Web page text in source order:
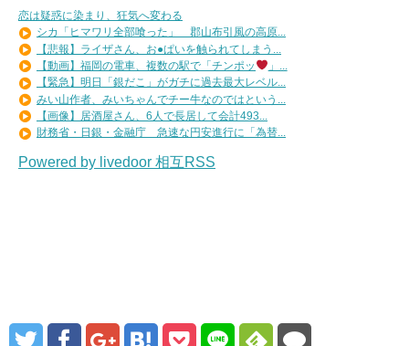
恋は疑惑に染まり、狂気へ変わる
シカ「ヒマワリ全部喰った」 郡山布引風の高原...
【悲報】ライザさん、お●ぱいを触られてしまう...
【動画】福岡の電車、複数の駅で「チンポッ
」...
【緊急】明日「銀だこ」がガチに過去最大レベル...
みい山作者、みいちゃんでチー牛なのではという...
【画像】居酒屋さん、6人で長居して会計493...
財務省・日銀・金融庁 急速な円安進行に「為替...
Powered by livedoor 相互RSS